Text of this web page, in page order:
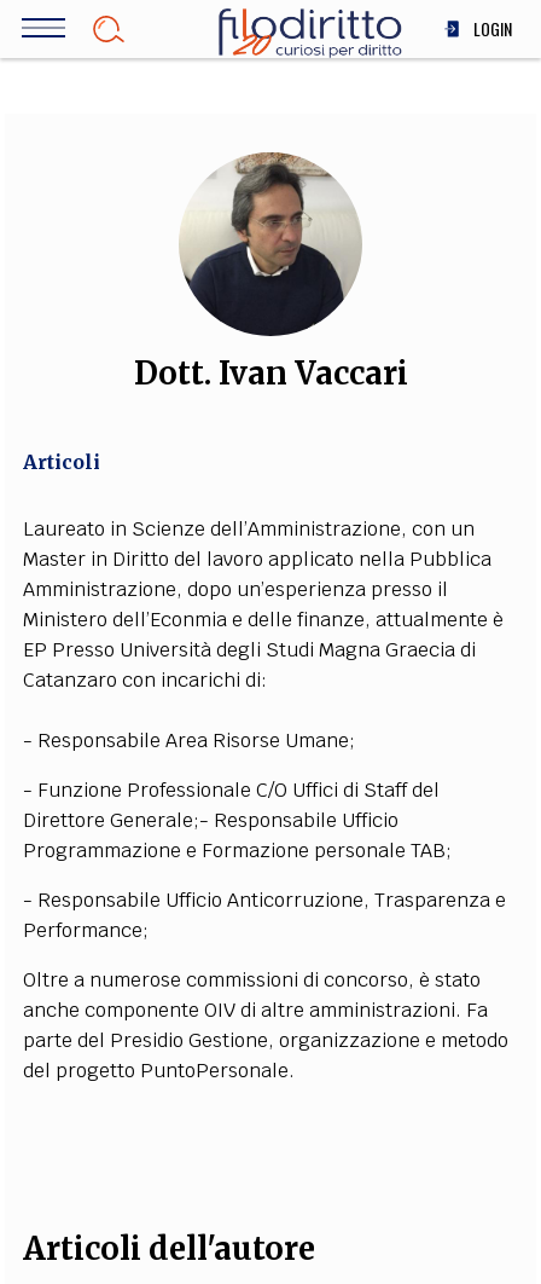
Salta
LOGIN
SOCIETÀ
MEDICINA
SCIENZA
STORIA E FILOSOFIA
ALTRO
FILODIRITTO
EXTRA
CODICI RUBRICHE LIBRI PROCEEDINGS PUBBLICITÀ CONTATTI
SOCIAL MEDIA
Dott. Ivan Vaccari
Articoli
Laureato in Scienze dell’Amministrazione, con un
Master in Diritto del lavoro applicato nella Pubblica
Amministrazione, dopo un’esperienza presso il
Ministero dell’Econmia e delle finanze, attualmente è
EP Presso Università degli Studi Magna Graecia di
Catanzaro con incarichi di:
- Responsabile Area Risorse Umane;
- Funzione Professionale C/O Uffici di Staff del
Direttore Generale;- Responsabile Ufficio
Programmazione e Formazione personale TAB;
- Responsabile Ufficio Anticorruzione, Trasparenza e
Performance;
Oltre a numerose commissioni di concorso, è stato
anche componente OIV di altre amministrazioni. Fa
parte del Presidio Gestione, organizzazione e metodo
del progetto PuntoPersonale.
Articoli dell'autore